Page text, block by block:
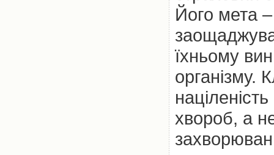
Його мета
їхньому
організму.
хвороб, а